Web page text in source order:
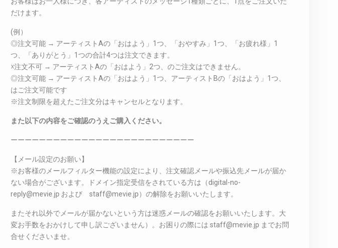
だけます。
(例）
◎注文可能 → アーティストAの「おはよう」1つ、「おやすみ」1つ、「お疲れ様」1
つ、「ありがとう」1つの合計4つは注文できます。
☓注文不可 → アーティストAの「おはよう」2つ、のご注文はできません。
◎注文可能 → アーティストAの「おはよう」1つ、アーティストBの「おはよう」1つ、
はご注文可能です
※注文制限を超えたご注文分はキャンセルとなります。
また以下の内容をご確認のうえご購入ください。
ーーーーーーーーーーーーーーーーーーーーーーーーーー
【メール設定のお願い】
※お客様のメールフィルター機能の設定により、注文確認メールや振込先メールが届か
ない場合がございます。ドメイン指定受信をされている方は（digital-no-
reply@mevie.jp および staff@mevie.jp）の解除をお願いいたします。
またそれ以外でメールが届かないという方は迷惑メールの確認をお願いいたします。大
変お手数をおかけして申し訳ございません）。お困りの際には staff@mevie.jp までお問
合せくださいませ。